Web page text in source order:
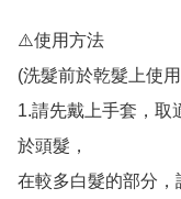
⚠️使用方法
(洗髮前於乾髮上使用
1.請先戴上手套，取
於頭髮，
在較多白髮的部分，